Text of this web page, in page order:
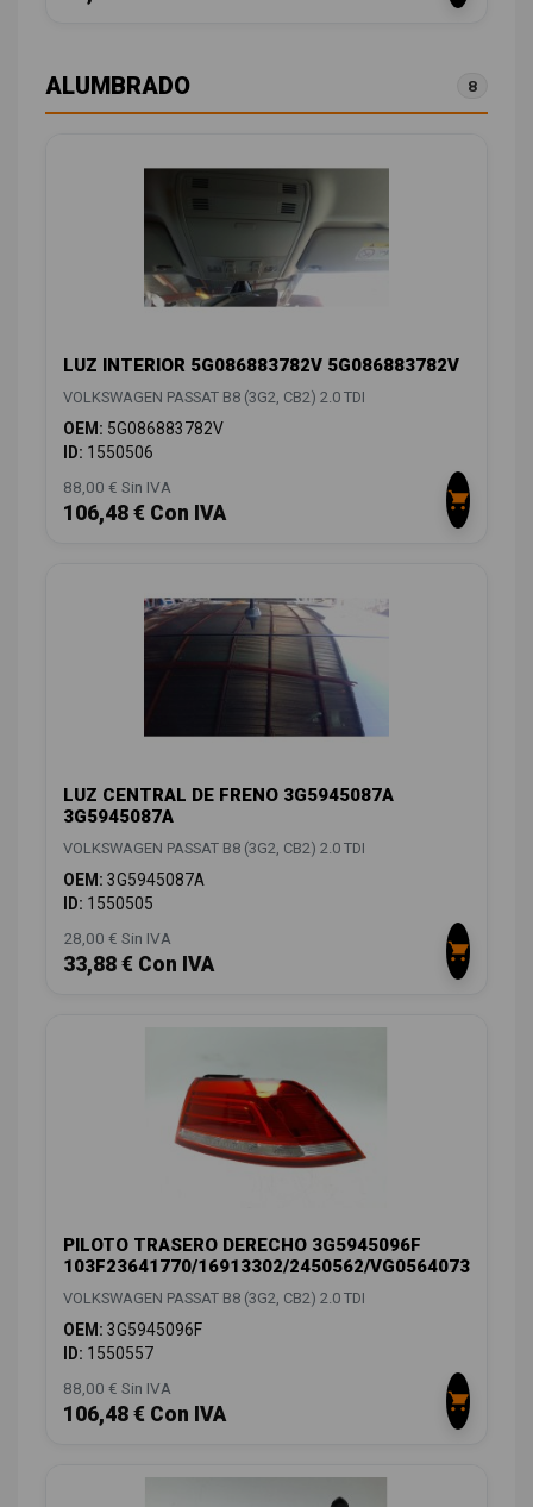
ALUMBRADO 8
LUZ INTERIOR 5G086883782V 5G086883782V
VOLKSWAGEN PASSAT B8 (3G2, CB2) 2.0 TDI
OEM: 5G086883782V
ID: 1550506
88,00 € Sin IVA
106,48 € Con IVA
LUZ CENTRAL DE FRENO 3G5945087A
3G5945087A
VOLKSWAGEN PASSAT B8 (3G2, CB2) 2.0 TDI
OEM: 3G5945087A
ID: 1550505
28,00 € Sin IVA
33,88 € Con IVA
PILOTO TRASERO DERECHO 3G5945096F
103F23641770/16913302/2450562/VG0564073
VOLKSWAGEN PASSAT B8 (3G2, CB2) 2.0 TDI
OEM: 3G5945096F
ID: 1550557
88,00 € Sin IVA
106,48 € Con IVA